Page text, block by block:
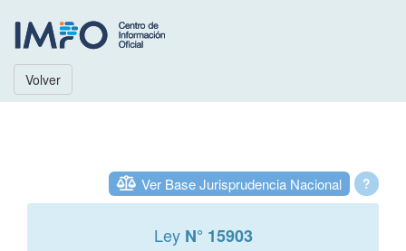
Volver
?
Ver Base Jurisprudencia Nacional
Ley N° 15903